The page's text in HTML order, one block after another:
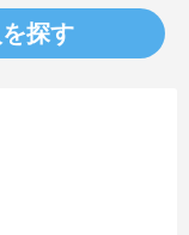
探す